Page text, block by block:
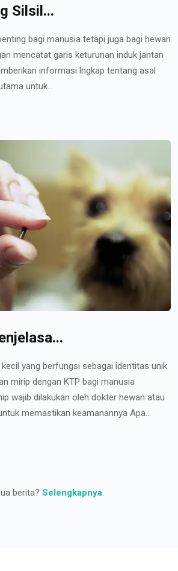
Silsil...
bagi manusia tetapi juga bagi hewan
mencatat garis keturunan induk jantan
informasi lngkap tentang asal
untuk...
yang berfungsi sebagai identitas unik
mirip dengan KTP bagi manusia
wajib dilakukan oleh dokter hewan atau
memastikan keamanannya Apa...
berita? Selengkapnya